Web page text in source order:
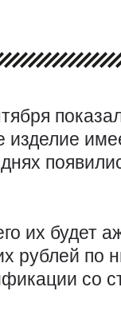
изделие
их будет
рублей по
со